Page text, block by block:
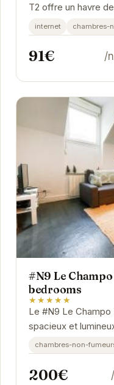
T2 offre un havre
urbaine. Cet
internet chambres-
91€ /
#N9 Le
bedrooms
★★★★★
Le #N9 Le
spacieux et
Grenoble. Il est
groupes d'amis...
chambres-non-
200€